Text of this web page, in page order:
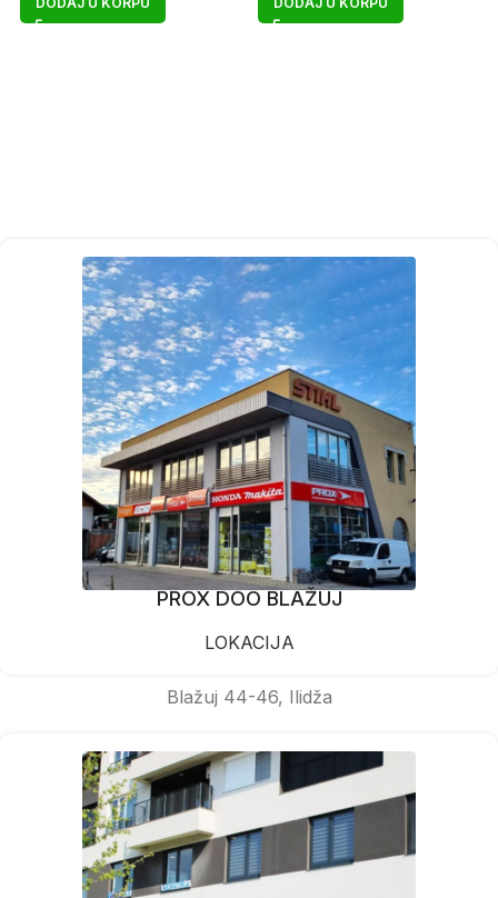
PROX DOO BLAŽUJ
LOKACIJA
Blažuj 44-46, Ilidža